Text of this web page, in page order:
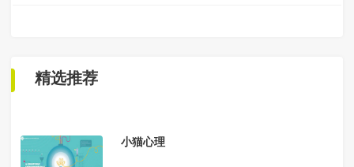
精选推荐
小猫心理